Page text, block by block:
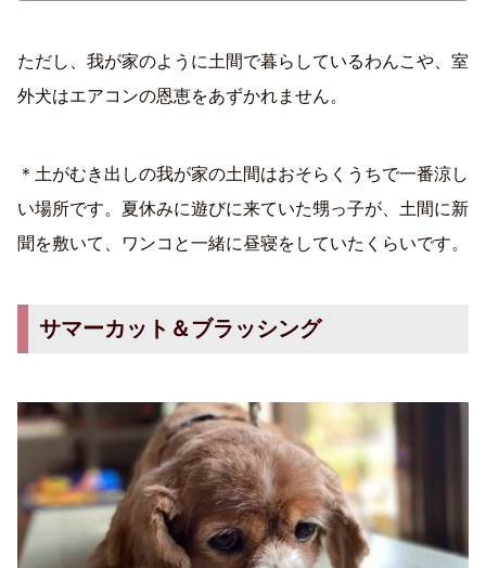
ただし、我が家のように土間で暮らしているわんこや、室
外犬はエアコンの恩恵をあずかれません。
＊土がむき出しの我が家の土間はおそらくうちで一番涼し
い場所です。夏休みに遊びに来ていた甥っ子が、土間に新
聞を敷いて、ワンコと一緒に昼寝をしていたくらいです。
サマーカット＆ブラッシング